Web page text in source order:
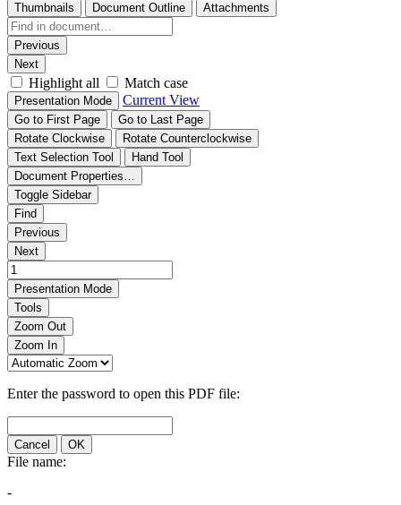
Thumbnails Document Outline Attachments
Previous
Next
Highlight all Match case
Presentation Mode Current View
Go to First Page
Go to Last Page
Rotate Clockwise
Rotate Counterclockwise
Text Selection Tool
Hand Tool
Document Properties…
Toggle Sidebar
Find
Previous
Next
Presentation Mode
Tools
Zoom Out
Zoom In
Enter the password to open this PDF file:
Cancel OK
File name:
-